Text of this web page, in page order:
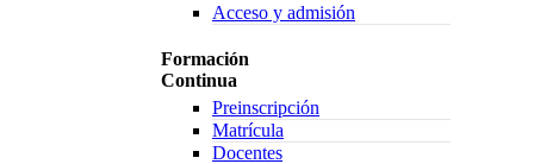
Acceso y admisión
Formación
Continua
Preinscripción
Matrícula
Docentes